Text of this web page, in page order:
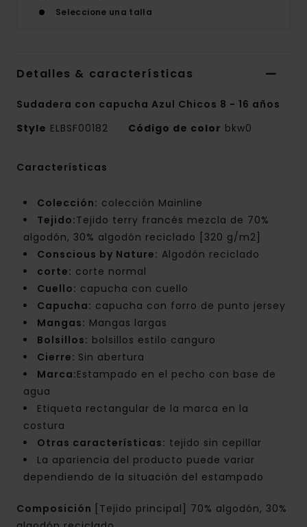
Seleccione una talla
Detalles & características
Sudadera con capucha Azul Chicos 8 - 16 años
Style ELBSF00182 Código de color bkw0
Características
Colección: colección Mainline
Tejido:Tejido terry francés mezcla de 70%
algodón, 30% algodón reciclado [320 g/m2]
Conscious by Nature: Algodón reciclado
corte: corte normal
Cuello: capucha con cuello
Capucha: capucha con forro de punto jersey
Mangas: Mangas largas
Bolsillos: bolsillos estilo canguro
Cierre: Sin abertura
Marca:Estampado en el pecho con base de
agua
Etiqueta rectangular de la marca en la
costura
Otras características: tejido sin cepillar
La apariencia del producto puede variar
dependiendo de la situación del estampado
Composición
[Tejido principal] 70% algodón, 30%